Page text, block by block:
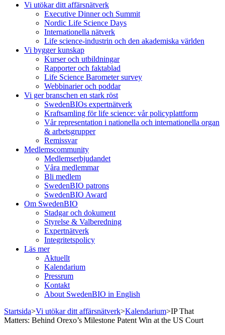
Vi utökar ditt affärsnätverk
Executive Dinner och Summit
Nordic Life Science Days
Internationella nätverk
Life science-industrin och den akademiska världen
Vi bygger kunskap
Kurser och utbildningar
Rapporter och faktablad
Life Science Barometer survey
Webbinarier och poddar
Vi ger branschen en stark röst
SwedenBIOs expertnätverk
Kraftsamling för life science: vår policyplattform
Vår representation i nationella och internationella organ
& arbetsgrupper
Remissvar
Medlemscommunity
Medlemserbjudandet
Våra medlemmar
Bli medlem
SwedenBIO patrons
SwedenBIO Award
Om SwedenBIO
Stadgar och dokument
Styrelse & Valberedning
Expertnätverk
Integritetspolicy
Läs mer
Aktuellt
Kalendarium
Pressrum
Kontakt
About SwedenBIO in English
Startsida>Vi utökar ditt affärsnätverk>Kalendarium>IP That
Matters: Behind Orexo’s Milestone Patent Win at the US Court